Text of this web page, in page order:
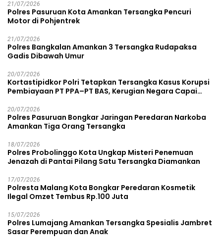
21/07/2026
Polres Pasuruan Kota Amankan Tersangka Pencuri
Motor di Pohjentrek
21/07/2026
Polres Bangkalan Amankan 3 Tersangka Rudapaksa
Gadis Dibawah Umur
20/07/2026
Kortastipidkor Polri Tetapkan Tersangka Kasus Korupsi
Pembiayaan PT PPA–PT BAS, Kerugian Negara Capai
20/07/2026
Polres Pasuruan Bongkar Jaringan Peredaran Narkoba
Amankan Tiga Orang Tersangka
18/07/2026
Polres Probolinggo Kota Ungkap Misteri Penemuan
Jenazah di Pantai Pilang Satu Tersangka Diamankan
17/07/2026
Polresta Malang Kota Bongkar Peredaran Kosmetik
Ilegal Omzet Tembus Rp.100 Juta
15/07/2026
Polres Lumajang Amankan Tersangka Spesialis Jambret
Sasar Perempuan dan Anak